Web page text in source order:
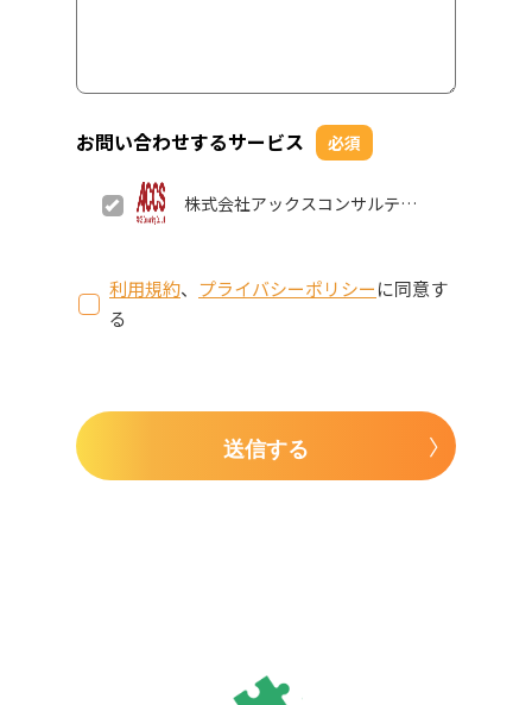
お問い合わせするサービス 必須
株式会社アックスコンサルティ
利用規約、 プライバシーポリシーに同意す
る
送信する